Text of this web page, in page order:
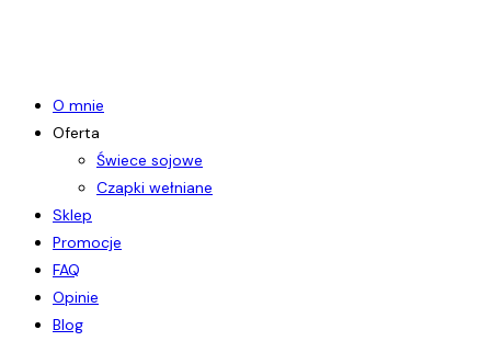
O mnie
Oferta
Świece sojowe
Czapki wełniane
Sklep
Promocje
FAQ
Opinie
Blog